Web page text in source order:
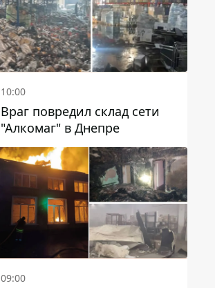
10:00
Враг повредил склад сети
"Алкомаг" в Днепре
09:00